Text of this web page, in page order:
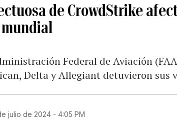
de CrowdStrike
Federal de Aviación
Delta y Allegiant detuvieron sus
julio de 2024 - 4:05 PM